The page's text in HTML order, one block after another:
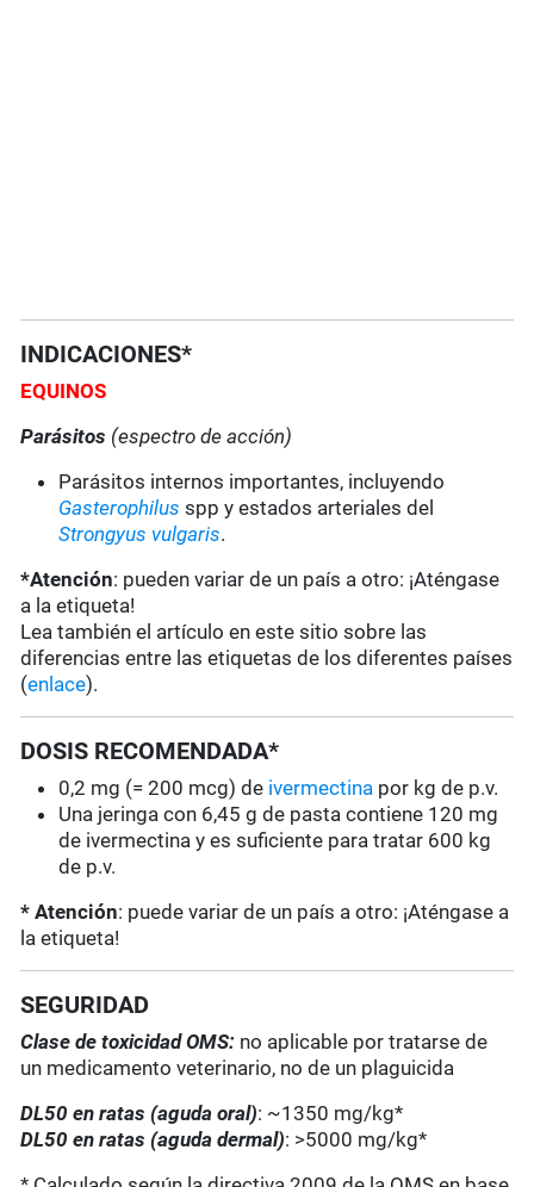
INDICACIONES*
EQUINOS
Parásitos (espectro de acción)
Parásitos internos importantes, incluyendo
Gasterophilusspp y estados arteriales del
Strongyus vulgaris.
*Atención: pueden variar de un país a otro: ¡Aténgase
a la etiqueta!
Lea también el artículo en este sitio sobre las
diferencias entre las etiquetas de los diferentes países
(enlace).
DOSIS RECOMENDADA*
0,2 mg (= 200 mcg) de ivermectina por kg de p.v.
Una jeringa con 6,45 g de pasta contiene 120 mg
de ivermectina y es suficiente para tratar 600 kg
de p.v.
* Atención: puede variar de un país a otro: ¡Aténgase a
la etiqueta!
SEGURIDAD
Clase de toxicidad OMS: no aplicable por tratarse de
un medicamento veterinario, no de un plaguicida
DL50 en ratas (aguda oral): ~1350 mg/kg*
DL50 en ratas (aguda dermal): >5000 mg/kg*